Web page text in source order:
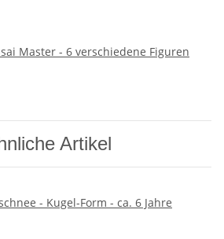
Master - 6 verschiedene Figuren
Artikel